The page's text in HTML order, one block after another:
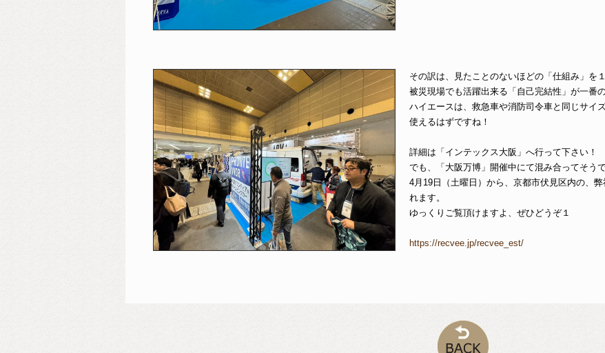
その訳は、見たことのないほどの「仕組み」を
被災現場でも活躍出来る「自己完結性」が一番
ハイエースは、救急車や消防司令車と同じサイ
使えるはずですね！
詳細は「インテックス大阪」へ行って下さい！
でも、「大阪万博」開催中にて混み合ってそう
4月19日（土曜日）から、京都市伏見区内の、
れます。
ゆっくりご覧頂けますよ、ぜひどうぞ１
https://recvee.jp/recvee_est/